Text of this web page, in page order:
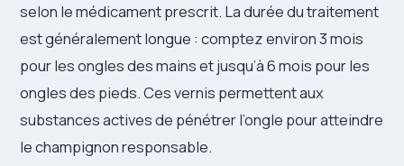
selon le médicament prescrit. La durée du traitement
est généralement longue : comptez environ 3 mois
pour les ongles des mains et jusqu’à 6 mois pour les
ongles des pieds. Ces vernis permettent aux
substances actives de pénétrer l’ongle pour atteindre
le champignon responsable.